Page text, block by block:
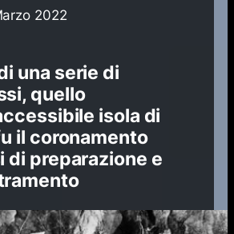
2022
una serie di
quello
isola di
il coronamento
di preparazione e